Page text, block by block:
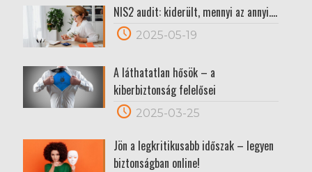
NIS2 audit: kiderült, mennyi az annyi….
2025-05-19
A láthatatlan hősök – a
kiberbiztonság felelősei
2025-03-25
Jön a legkritikusabb időszak – legyen
biztonságban online!